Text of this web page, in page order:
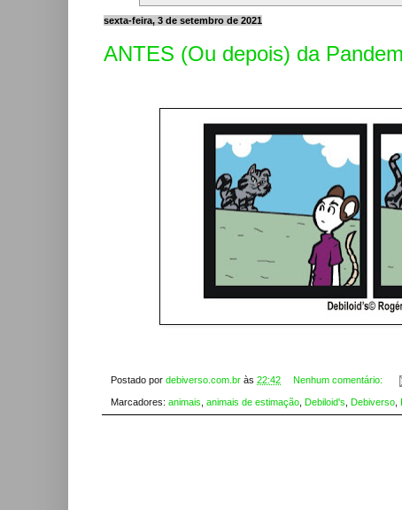
sexta-feira, 3 de setembro de 2021
ANTES (Ou depois) da
Postado por debiverso.com.br às 22:42 Nenhum comentário:
Marcadores: animais animais de estimação Debiloid's Debiverso